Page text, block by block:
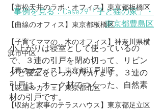
【市松天井のラボ・オフィス】東京都板橋区
【曲線のオフィス】東京都板橋区
【子育てママの、木のオフィス】神奈川県横
浜市中区
【青のオフィス】東京都江戸川区
【花屋＆カフェ】東京都北区
【収納と家事のテラスハウス】東京都足立区
事例を見る：Case29「子と猫の家」・
東京都豊島区
小上がりは寝室として使っているの
で、３連の引戸を閉め切って、リビン
グと寝室をしっかりわけます。３連の
引戸は、オーク材でつくった、自然素
材の引戸です。